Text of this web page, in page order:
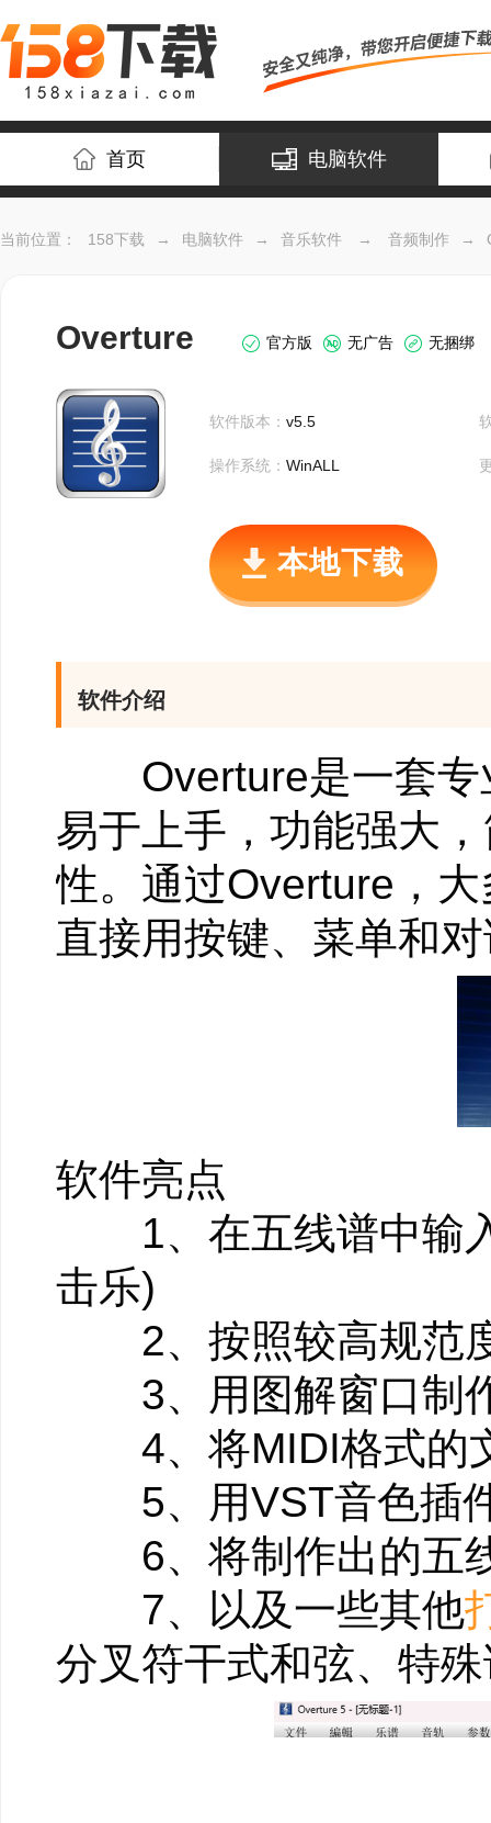
首页 电脑软件
当前位置： 158下载 → 电脑软件 → 音乐软件 → 音频制作 →
Overture 官方版 无广告 无捆绑
软件版本： v5.5
操作系统： WinALL
本地下载
软件介绍
Overture是一套专
易于上手，功能强大
性。通过Overture，
直接用按键、菜单和
软件亮点
1、在五线谱中输入
击乐)
2、按照较高规范
3、用图解窗口制
4、将MIDI格式的
5、用VST音色插件
6、将制作出的五线
7、以及一些其他
分叉符干式和弦、特